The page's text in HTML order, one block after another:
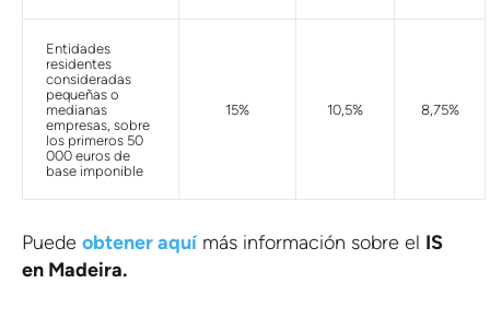
Entidades
residentes
consideradas
pequeñas o
medianas
empresas, sobre
los primeros 50
000 euros de
base imponible
15% 10,5% 8,75%
Puede obtener aquímás información sobre el IS
en Madeira.